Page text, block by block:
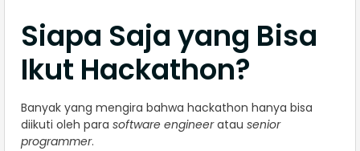
Siapa Saja yang Bisa
Ikut Hackathon?
Banyak yang mengira bahwa hackathon hanya bisa
diikuti oleh para software engineeratau senior
programmer.